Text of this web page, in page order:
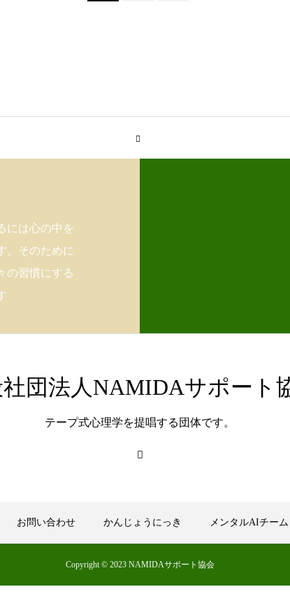
には心の中を
。そのために
の習慣にする
団法人NAMIDAサポート
テープ式心理学を提唱する団体です。
お問い合わせ かんじょうにっき メンタルAIチーム
Copyright © 2023 NAMIDAサポート協会